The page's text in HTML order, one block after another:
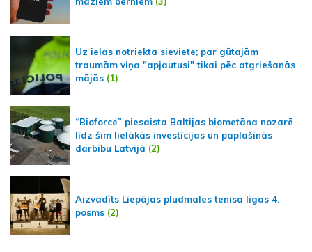
Uz ielas notriekta sieviete; par gūtajām
traumām viņa "apjautusi" tikai pēc atgriešanās
mājās (1)
“Bioforce” piesaista Baltijas biometāna nozarē
līdz šim lielākās investīcijas un paplašinās
darbību Latvijā (2)
Aizvadīts Liepājas pludmales tenisa līgas 4.
posms (2)